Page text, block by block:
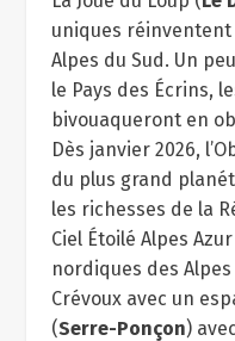
uniques réinventent
Alpes du Sud. Un
le Pays des Écrins,
bivouaqueront en
Dès janvier 2026,
du plus grand
les richesses de la
Ciel Étoilé Alpes
nordiques des
Crévoux avec un
(Serre-Ponçon)